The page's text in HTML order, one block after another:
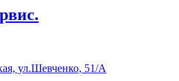
ул.Шевченко, 51/А